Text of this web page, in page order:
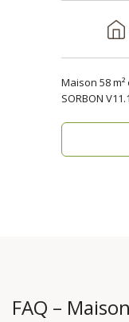
Maison 58
SORBON
FAQ –